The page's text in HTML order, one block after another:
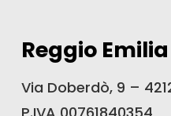
Reggio
Via Doberdò, 9 –